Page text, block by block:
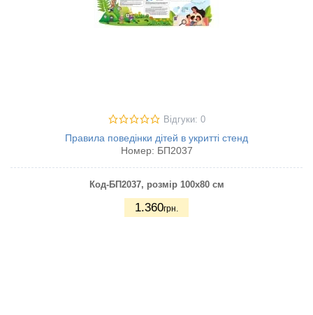
Відгуки: 0
Правила поведінки дітей в укритті стенд
Номер: БП2037
Код-БП2037, розмір 100х80 см
1.360грн.